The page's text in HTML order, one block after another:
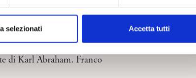
selezionati Accetta tutti
di Karl Abraham. Franco